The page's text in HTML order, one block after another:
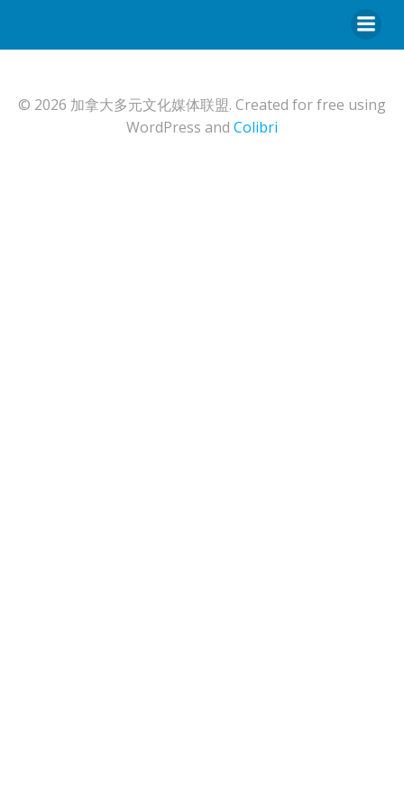
© 2026 加拿大多元文化媒体联盟. Created for free using
WordPress and Colibri